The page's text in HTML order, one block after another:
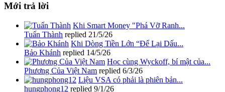
Mới trả lời
Khi Smart Money "Phá Vỡ Ranh...
Tuấn Thành replied 21/5/26
Khi Dòng Tiền Lớn “Để Lại Dấu...
Bảo Khánh replied 14/5/26
Học cùng Wyckoff, bí mật của...
Phương Của Việt Nam replied 6/3/26
Liệu VSA có phải là phiên bản...
hungphong12 replied 9/1/26